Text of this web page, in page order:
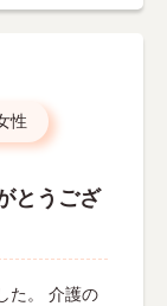
性
とうござ
た。 介護の